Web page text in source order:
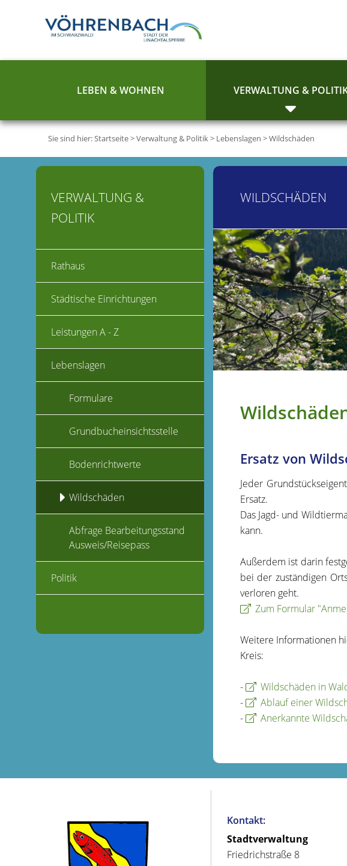
LEBEN & WOHNEN VERWALTUNG &
Sie sind hier:Startseite>Verwaltung & Politik> Lebenslagen >Wildschäden
WILDSCHÄDEN
Ersatz von
Jeder
Ersatz.
Das Jagd- und
kann.
Außerdem ist darin
bei der zuständigen
verloren geht.
Zum Formular
Weitere Informationen
Kreis:
-
Wildschäden in
-
Ablauf einer
-
Anerkannte
VERWALTUNG &
POLITIK
Rathaus
Städtische Einrichtungen
Leistungen A - Z
Lebenslagen
Formulare
Grundbucheinsichtsstelle
Bodenrichtwerte
Wildschäden
Abfrage Bearbeitungsstand
Ausweis/Reisepass
Politik
Kontakt:
Stadtverwaltung
Friedrichstraße 8